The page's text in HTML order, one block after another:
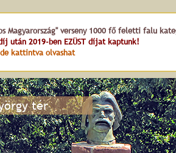
Magyarország" verseny 1000 fő feletti falu
után 2019-ben EZÜST díjat kaptunk!
kattintva olvashat
tér